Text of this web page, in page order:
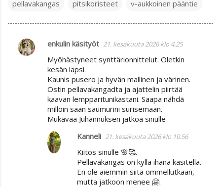
pellavakangas
pitsikoristeet v-aukkoinen pääntie
K
enkulin käsityöt 21. kesäkuuta 2026 klo 4.25
Myöhästyneet synttärionnittelut. Oletkin
kesän lapsi.
Kaunis pusero ja hyvän mallinen ja värinen.
Ostin pellavakangadta ja ajattelin piirtää
kaavan lempparitunikastani. Saapa nähdä
milloin saan saumurini surisemaan.
Mukavaa Juhannuksen jatkoa sinulle
Kanneli 21. kesäkuuta 2026 klo 10.56
Kiitos sinulle 🌸🥰.
Pellavakangas on kyllä ihana käsitellä.
En ole aiemmin siitä ommellutkaan,
mutta jatkoon menee 🤗.